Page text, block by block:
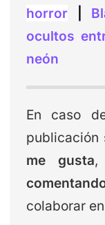
horror
ocultos
neón
En caso
publicación
me gusta,
colaborar